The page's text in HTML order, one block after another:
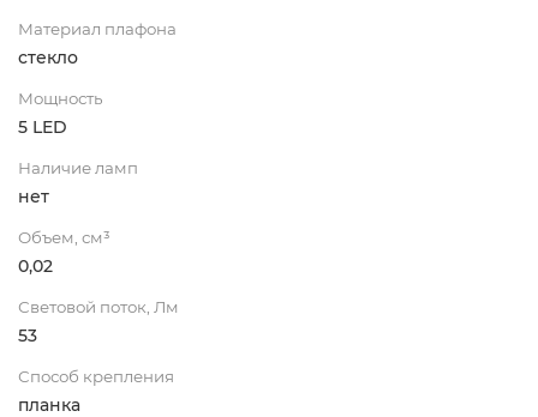
Материал плафона
стекло
Мощность
5 LED
Наличие ламп
нет
Объем, см³
0,02
Световой поток, Лм
53
Способ крепления
планка